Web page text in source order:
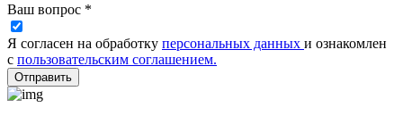
Ваш вопрос *
Я согласен на обработку персональных данных и ознакомлен
с пользовательским соглашением.
Отправить